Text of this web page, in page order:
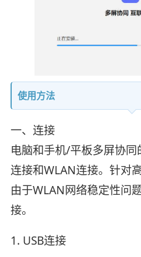
使用方法
一、连接
电脑和手机/平板多屏协
连接和WLAN连接。针对
由于WLAN网络稳定性问
接。
1. USB连接